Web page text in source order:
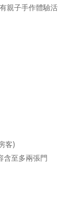
親子手作體驗活
客)
含至多兩張門